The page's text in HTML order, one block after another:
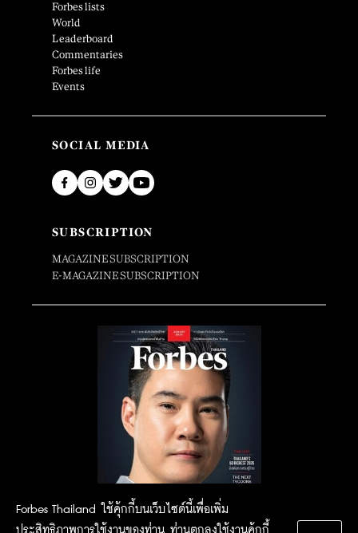
Forbes Thailand ใช้คุ้กกี้บนเว็บไซต์นี้เพื่อเพิ่ม
ประสิทธิภาพการใช้งานของท่าน ท่านตกลงใช้งานคุ้กกี้
Forbes lists
World
Leaderboard
Commentaries
Forbes life
Events
SOCIAL MEDIA
SUBSCRIPTION
MAGAZINE SUBSCRIPTION
E-MAGAZINE SUBSCRIPTION